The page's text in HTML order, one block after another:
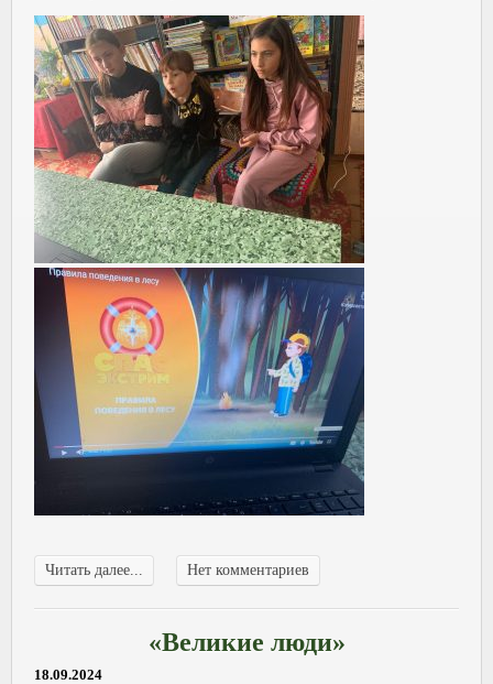
Читать далее... Нет комментариев
«Великие люди»
18.09.2024